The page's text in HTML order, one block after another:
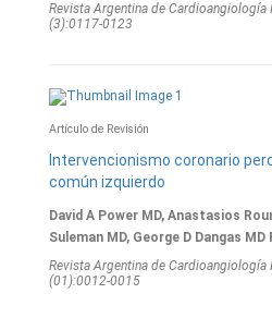
Revista Argentina de Cardioangiologí­a
(3):0117-0123
Artículo de Revisión
Intervencionismo coronario
común izquierdo
David A Power MD, Anastasios
Suleman MD, George D Dangas MD
Revista Argentina de Cardioangiologí­a
(01):0012-0015